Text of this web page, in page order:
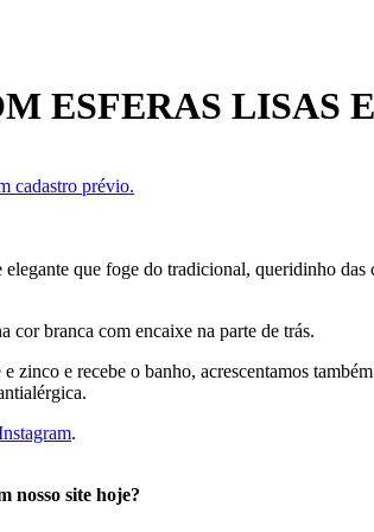
ESFERAS LISAS
cadastro prévio.
que foge do tradicional, queridinho
cor branca com encaixe na parte de trás.
zinco e recebe o banho, acrescentamos
.
nosso site hoje?